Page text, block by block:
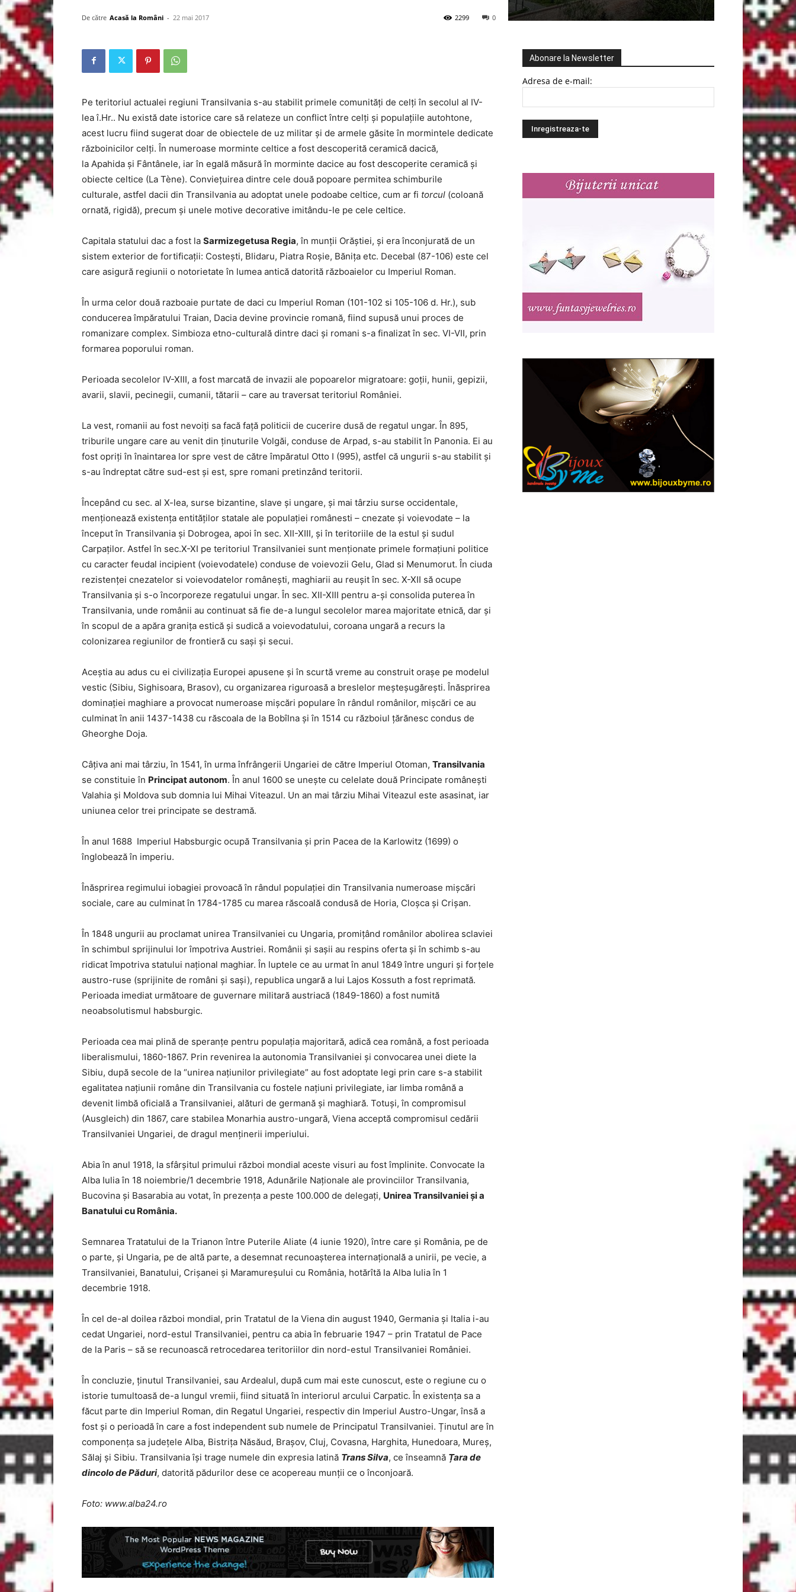
De către Acasă la Români - 22 mai 2017 0
2299
Pe teritoriul actualei regiuni Transilvania s-au stabilit primele comunități de celți în secolul al IV-
lea î.Hr.. Nu există date istorice care să relateze un conflict între celți și populațiile autohtone,
acest lucru fiind sugerat doar de obiectele de uz militar și de armele găsite în mormintele dedicate
războinicilor celți. În numeroase morminte celtice a fost descoperită ceramică dacică,
la Apahida și Fântânele, iar în egală măsură în morminte dacice au fost descoperite ceramică și
obiecte celtice (La Tène). Conviețuirea dintre cele două popoare permitea schimburile
culturale, astfel dacii din Transilvania au adoptat unele podoabe celtice, cum ar fi torcul (coloană
ornată, rigidă), precum și unele motive decorative imitându-le pe cele celtice.
Capitala statului dac a fost la Sarmizegetusa Regia, în munţii Orăştiei, şi era înconjurată de un
sistem exterior de fortificaţii: Costeşti, Blidaru, Piatra Roşie, Băniţa etc. Decebal (87-106) este cel
care asigură regiunii o notorietate în lumea antică datorită războaielor cu Imperiul Roman.
În urma celor două razboaie purtate de daci cu Imperiul Roman (101-102 si 105-106 d. Hr.), sub
conducerea împăratului Traian, Dacia devine provincie romană, fiind supusă unui proces de
romanizare complex. Simbioza etno-culturală dintre daci și romani s-a finalizat în sec. VI-VII, prin
formarea poporului roman.
Perioada secolelor IV-XIII, a fost marcată de invazii ale popoarelor migratoare: goții, hunii, gepizii,
avarii, slavii, pecinegii, cumanii, tătarii – care au traversat teritoriul României.
La vest, romanii au fost nevoiți sa facă față politicii de cucerire dusă de regatul ungar. În 895,
triburile ungare care au venit din ținuturile Volgăi, conduse de Arpad, s-au stabilit în Panonia. Ei au
fost opriți în înaintarea lor spre vest de către împăratul Otto I (995), astfel că ungurii s-au stabilit și
s-au îndreptat către sud-est și est, spre romani pretinzând teritorii.
Începând cu sec. al X-lea, surse bizantine, slave și ungare, și mai târziu surse occidentale,
menționează existența entităților statale ale populației românesti – cnezate și voievodate – la
început în Transilvania și Dobrogea, apoi în sec. XII-XIII, și în teritoriile de la estul și sudul
Carpaților. Astfel în sec.X-XI pe teritoriul Transilvaniei sunt menționate primele formațiuni politice
cu caracter feudal incipient (voievodatele) conduse de voievozii Gelu, Glad si Menumorut. În ciuda
rezistenței cnezatelor si voievodatelor românești, maghiarii au reușit în sec. X-XII să ocupe
Transilvania și s-o încorporeze regatului ungar. În sec. XII-XIII pentru a-și consolida puterea în
Transilvania, unde românii au continuat să fie de-a lungul secolelor marea majoritate etnică, dar și
în scopul de a apăra granița estică și sudică a voievodatului, coroana ungară a recurs la
colonizarea regiunilor de frontieră cu sași și secui.
Aceștia au adus cu ei civilizația Europei apusene și în scurtă vreme au construit orașe pe modelul
vestic (Sibiu, Sighisoara, Brasov), cu organizarea riguroasă a breslelor meșteșugărești. Înăsprirea
dominației maghiare a provocat numeroase mișcări populare în rândul românilor, mișcări ce au
culminat în anii 1437-1438 cu răscoala de la Bobîlna și în 1514 cu războiul țărănesc condus de
Gheorghe Doja.
Câțiva ani mai târziu, în 1541, în urma înfrângerii Ungariei de către Imperiul Otoman, Transilvania
se constituie în Principat autonom. În anul 1600 se unește cu celelate două Principate românești
Valahia și Moldova sub domnia lui Mihai Viteazul. Un an mai târziu Mihai Viteazul este asasinat, iar
uniunea celor trei principate se destramă.
În anul 1688 Imperiul Habsburgic ocupă Transilvania și prin Pacea de la Karlowitz (1699) o
înglobează în imperiu.
Înăsprirea regimului iobagiei provoacă în rândul populației din Transilvania numeroase mișcări
sociale, care au culminat în 1784-1785 cu marea răscoală condusă de Horia, Cloșca și Crișan.
În 1848 ungurii au proclamat unirea Transilvaniei cu Ungaria, promiţând românilor abolirea sclaviei
în schimbul sprijinului lor împotriva Austriei. Românii şi saşii au respins oferta şi în schimb s-au
ridicat împotriva statului naţional maghiar. În luptele ce au urmat în anul 1849 între unguri şi forţele
austro-ruse (sprijinite de români şi saşi), republica ungară a lui Lajos Kossuth a fost reprimată.
Perioada imediat următoare de guvernare militară austriacă (1849-1860) a fost numită
neoabsolutismul habsburgic.
Perioada cea mai plină de speranţe pentru populaţia majoritară, adică cea română, a fost perioada
liberalismului, 1860-1867. Prin revenirea la autonomia Transilvaniei şi convocarea unei diete la
Sibiu, după secole de la “unirea naţiunilor privilegiate” au fost adoptate legi prin care s-a stabilit
egalitatea naţiunii române din Transilvania cu fostele naţiuni privilegiate, iar limba română a
devenit limbă oficială a Transilvaniei, alături de germană şi maghiară. Totuşi, în compromisul
(Ausgleich) din 1867, care stabilea Monarhia austro-ungară, Viena acceptă compromisul cedării
Transilvaniei Ungariei, de dragul menţinerii imperiului.
Abia în anul 1918, la sfârșitul primului război mondial aceste visuri au fost împlinite. Convocate la
Alba Iulia în 18 noiembrie/1 decembrie 1918, Adunările Naționale ale provinciilor Transilvania,
Bucovina și Basarabia au votat, în prezența a peste 100.000 de delegați, Unirea Transilvaniei și a
Banatului cu România.
Semnarea Tratatului de la Trianon între Puterile Aliate (4 iunie 1920), între care şi România, pe de
o parte, şi Ungaria, pe de altă parte, a desemnat recunoaşterea internaţională a unirii, pe vecie, a
Transilvaniei, Banatului, Crişanei şi Maramureşului cu România, hotărîtă la Alba Iulia în 1
decembrie 1918.
În cel de-al doilea război mondial, prin Tratatul de la Viena din august 1940, Germania și Italia i-au
cedat Ungariei, nord-estul Transilvaniei, pentru ca abia în februarie 1947 – prin Tratatul de Pace
de la Paris – să se recunoască retrocedarea teritoriilor din nord-estul Transilvaniei României.
În concluzie, ținutul Transilvaniei, sau Ardealul, după cum mai este cunoscut, este o regiune cu o
istorie tumultoasă de-a lungul vremii, fiind situată în interiorul arcului Carpatic. În existența sa a
făcut parte din Imperiul Roman, din Regatul Ungariei, respectiv din Imperiul Austro-Ungar, însă a
fost și o perioadă în care a fost independent sub numele de Principatul Transilvaniei. Ținutul are în
componența sa județele Alba, Bistrița Năsăud, Brașov, Cluj, Covasna, Harghita, Hunedoara, Mureș,
Sălaj și Sibiu. Transilvania își trage numele din expresia latină Trans Silva, ce înseamnă Țara de
dincolo de Păduri, datorită pădurilor dese ce acopereau munții ce o înconjoară.
Foto: www.alba24.ro
Abonare la Newsletter
Adresa de e-mail: